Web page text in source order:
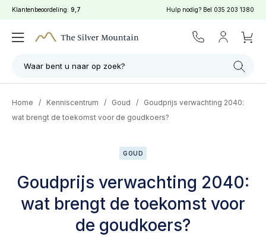
Klantenbeoordeling: 9,7 Hulp nodig? Bel 035 203 1380
Waar bent u naar op zoek?
Home / Kenniscentrum / Goud /
Goudprijs verwachting 2040:
wat brengt de toekomst voor de goudkoers?
GOUD
Goudprijs verwachting 2040:
wat brengt de toekomst voor
de goudkoers?